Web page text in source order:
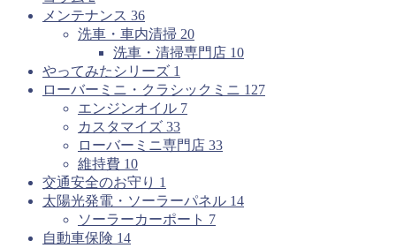
メンテナンス 36
洗車・車内清掃 20
洗車・清掃専門店 10
やってみたシリーズ 1
ローバーミニ・クラシックミニ 127
エンジンオイル 7
カスタマイズ 33
ローバーミニ専門店 33
維持費 10
交通安全のお守り 1
太陽光発電・ソーラーパネル 14
ソーラーカーポート 7
自動車保険 14